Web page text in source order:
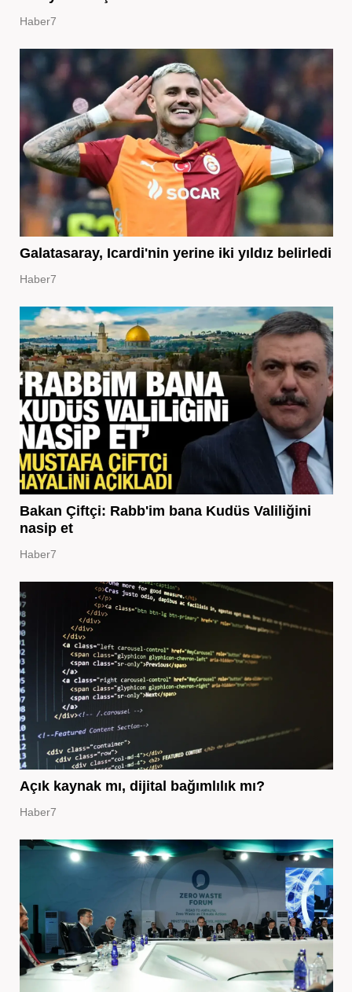
Haber7
Galatasaray, Icardi'nin yerine iki yıldız belirledi
Haber7
Bakan Çiftçi: Rabb'im bana Kudüs Valiliğini
nasip et
Haber7
Açık kaynak mı, dijital bağımlılık mı?
Haber7